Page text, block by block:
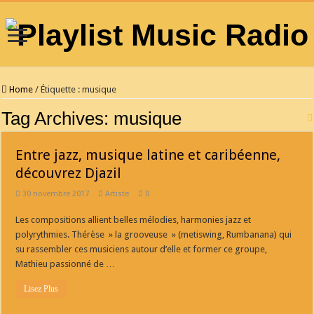
Home / Étiquette :musique
Tag Archives: musique
Entre jazz, musique latine et caribéenne,
découvrez Djazil
30 novembre 2017 Artiste 0
Les compositions allient belles mélodies, harmonies jazz et
polyrythmies. Thérèse » la grooveuse » (metiswing, Rumbanana) qui
su rassembler ces musiciens autour d’elle et former ce groupe,
Mathieu passionné de …
Lisez Plus